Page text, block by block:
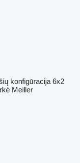
konfigūracija 6x2
Meiller